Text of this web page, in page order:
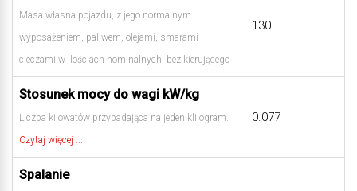
Masa własna pojazdu, z jego normalnym
wyposażeniem, paliwem, olejami, smarami i
cieczami w ilościach nominalnych, bez kierującego
130
Stosunek mocy do wagi kW/kg
Liczba kilowatów przypadająca na jeden klilogram.
Czytaj więcej ...
0.077
Spalanie